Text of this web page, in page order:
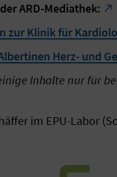
ARD-Mediathek:
zur Klinik für
Herz- und
Inhalte nur für
im EPU-Labor